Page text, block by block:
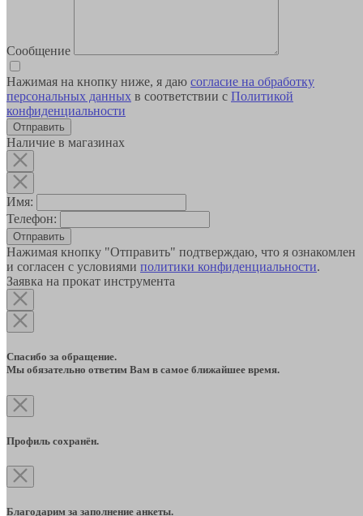
Сообщение
Нажимая на кнопку ниже, я даю согласие на обработку
персональных данных в соответствии с Политикой
конфиденциальности
Наличие в магазинах
Имя:
Телефон:
Отправить
Нажимая кнопку "Отправить" подтверждаю, что я ознакомлен
и согласен с условиями политики конфиденциальности.
Заявка на прокат инструмента
Спасибо за обращение.
Мы обязательно ответим Вам в самое ближайшее время.
Профиль сохранён.
Благодарим за заполнение анкеты.